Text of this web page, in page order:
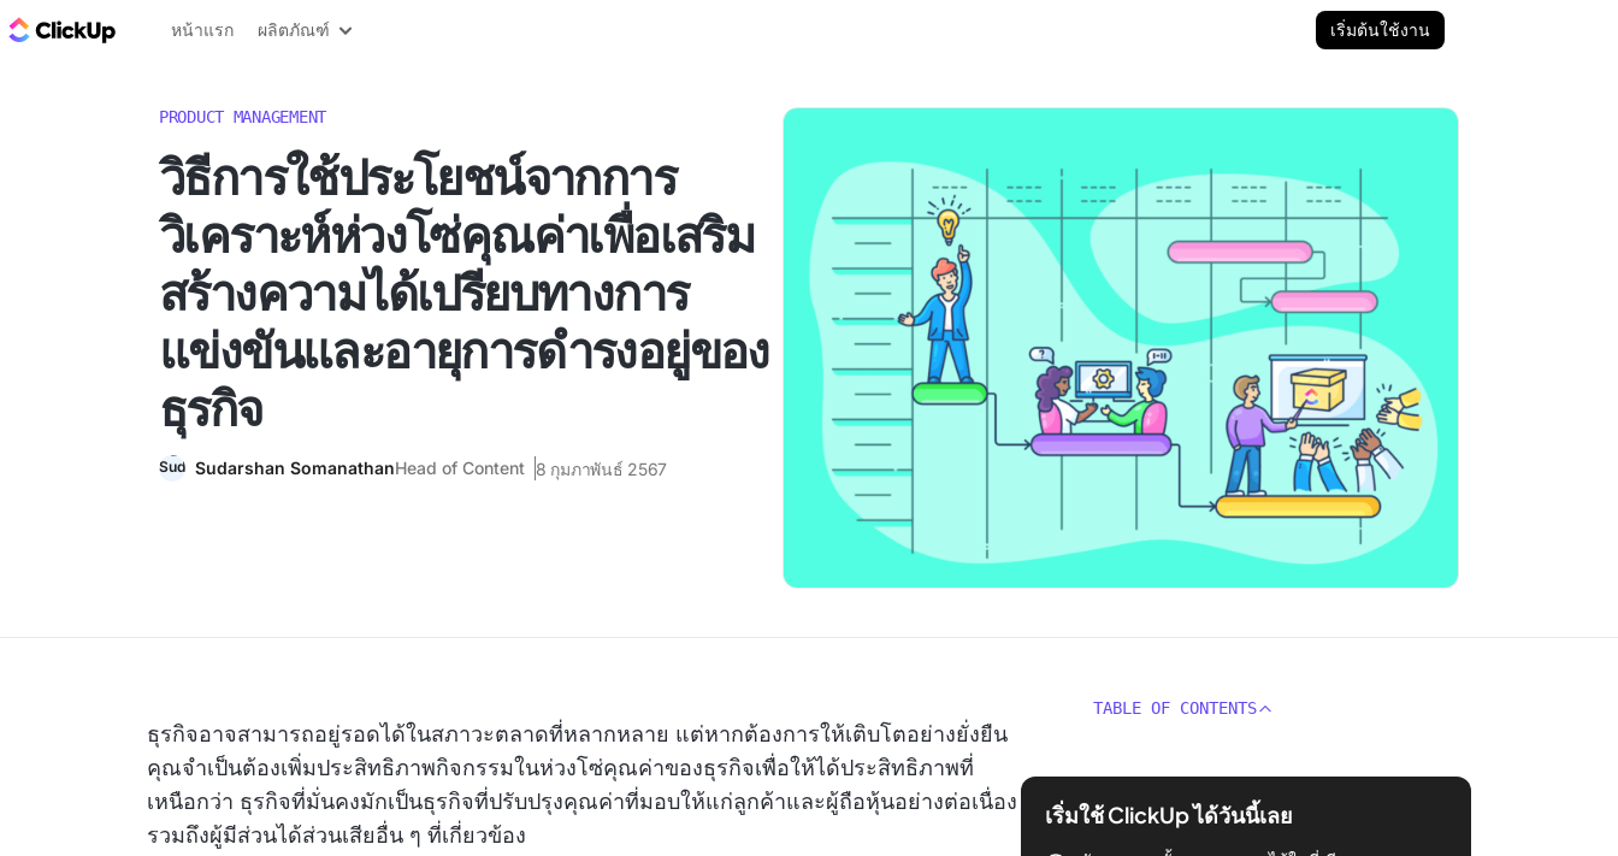
บล็อก ClickUp
หน้าแรก ผลิตภัณฑ์ เริ่มต้นใช้งาน
PRODUCT MANAGEMENT
วิธีการใช้ประโยชน์จากการ
วิเคราะห์ห่วงโซ่คุณค่าเพื่อเสริม
สร้างความได้เปรียบทางการ
แข่งขันและอายุการดำรงอยู่ของ
ธุรกิจ
Sudarshan SomanathanHead of Content 8 กุมภาพันธ์ 2567
ธุรกิจอาจสามารถอยู่รอดได้ในสภาวะตลาดที่หลากหลาย แต่หากต้องการให้เติบโตอย่างยั่งยืน
คุณจำเป็นต้องเพิ่มประสิทธิภาพกิจกรรมในห่วงโซ่คุณค่าของธุรกิจเพื่อให้ได้ประสิทธิภาพที่
เหนือกว่า ธุรกิจที่มั่นคงมักเป็นธุรกิจที่ปรับปรุงคุณค่าที่มอบให้แก่ลูกค้าและผู้ถือหุ้นอย่างต่อเนื่อง
รวมถึงผู้มีส่วนได้ส่วนเสียอื่น ๆ ที่เกี่ยวข้อง
TABLE OF CONTENTS
เริ่มใช้ ClickUp ได้วันนี้เลย